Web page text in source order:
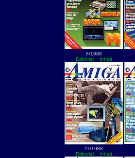
6/1988
Editorial
Inhalt
11/1988
Editorial
Inhalt